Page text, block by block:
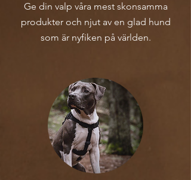
Ge din valp våra mest skonsamma
produkter och njut av en glad hund
som är nyfiken på världen.